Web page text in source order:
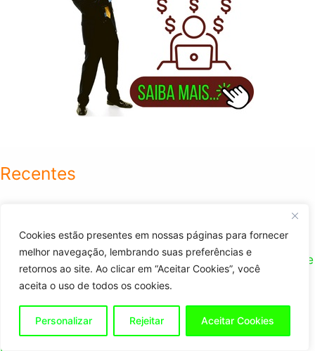
Cookies estão presentes em nossas páginas para fornecer
melhor navegação, lembrando suas preferências e
retornos ao site. Ao clicar em “Aceitar Cookies”, você
aceita o uso de todos os cookies.
Personalizar Rejeitar Aceitar Cookies
Recentes
YouTube TikTok
O que é Canal Dark? 14 Vantagens de Criar o Seu Hoje
450 de Comissão por Venda! Indique e Ganhe Bom
para Ganhar Dólar
6 Top Plugins de WordPress no AppSumo com